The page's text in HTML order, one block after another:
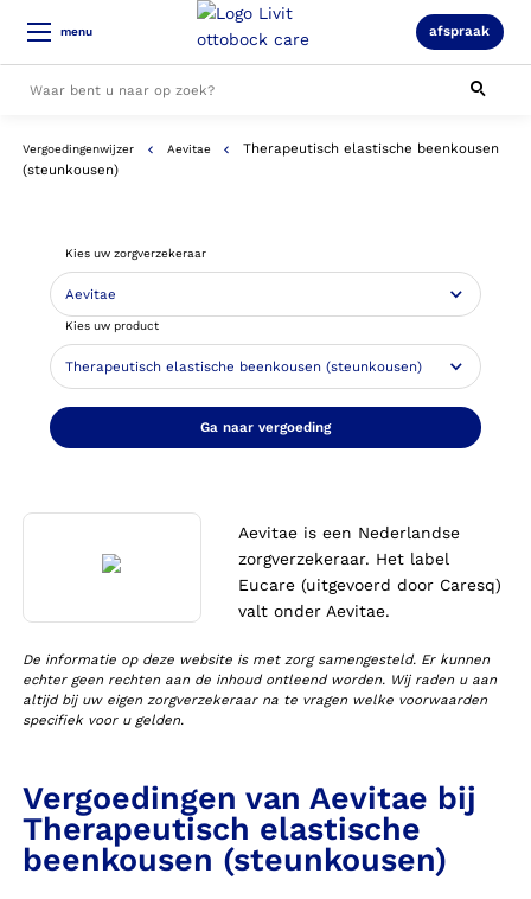
menu afspraak
Alle resultaten
Vergoedingenwijzer Aevitae
Therapeutisch elastische beenkousen
(steunkousen)
Kies uw zorgverzekeraar
Kies uw product
Ga naar vergoeding
Aevitae is een Nederlandse
zorgverzekeraar. Het label
Eucare (uitgevoerd door Caresq)
valt onder Aevitae.
De informatie op deze website is met zorg samengesteld. Er kunnen
echter geen rechten aan de inhoud ontleend worden. Wij raden u aan
altijd bij uw eigen zorgverzekeraar na te vragen welke voorwaarden
specifiek voor u gelden.
Vergoedingen van Aevitae bij
Therapeutisch elastische
beenkousen (steunkousen)